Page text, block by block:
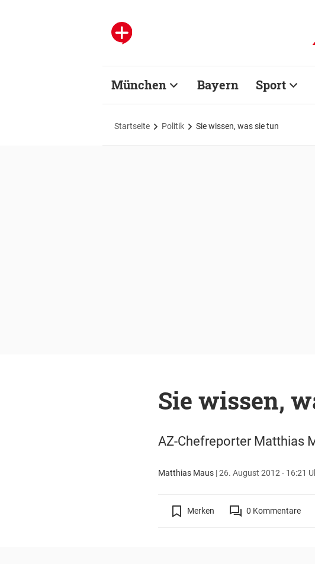
München Bayern Sport
Startseite Politik Sie wissen, was sie tun
Sie wissen,
AZ-Chefreporter Matthias
Matthias Maus|26. August 2012 - 16:21
Merken 0 Kommentare